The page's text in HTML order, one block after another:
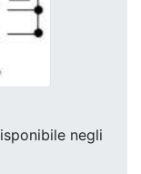
negli